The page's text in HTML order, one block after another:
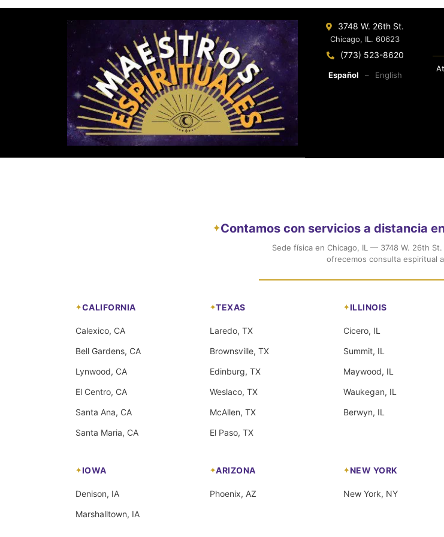
3748 W. 26th St.
Chicago, IL. 60623
(773) 523-8620
Español – English
✦Contamos con servicios a distancia
Sede física en Chicago, IL — 3748 W. 26th
ofrecemos consulta espiritual
CALIFORNIA
Calexico, CA
Bell Gardens, CA
Lynwood, CA
El Centro, CA
Santa Ana, CA
Santa Maria, CA
TEXAS
Laredo, TX
Brownsville, TX
Edinburg, TX
Weslaco, TX
McAllen, TX
El Paso, TX
ILLINOIS
Cicero, IL
Summit, IL
Maywood, IL
Waukegan, IL
Berwyn, IL
IOWA
Denison, IA
Marshalltown, IA
ARIZONA
Phoenix, AZ
NEW YORK
New York, NY